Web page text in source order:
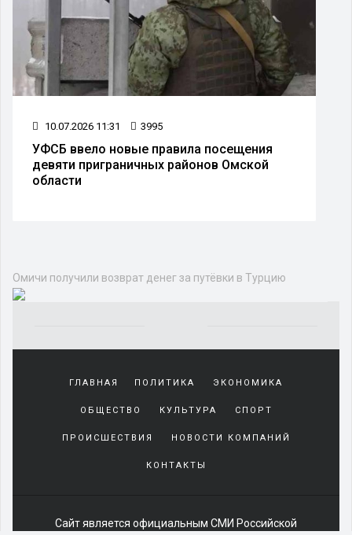
10.07.2026 11:31 3995
УФСБ ввело новые правила посещения
девяти приграничных районов Омской
области
Омичи получили возврат денег за путёвки в Турцию
sürekli
beraber
geçirerek
harcadığı
yakın
ГЛАВНАЯ ПОЛИТИКА ЭКОНОМИКА
ОБЩЕСТВО КУЛЬТУРА СПОРТ
ПРОИСШЕСТВИЯ НОВОСТИ КОМПАНИЙ
КОНТАКТЫ
Сайт является официальным СМИ Российской